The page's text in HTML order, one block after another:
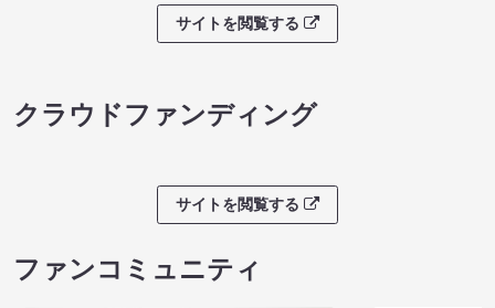
サイトを閲覧する
クラウドファンディング
サイトを閲覧する
ファンコミュニティ